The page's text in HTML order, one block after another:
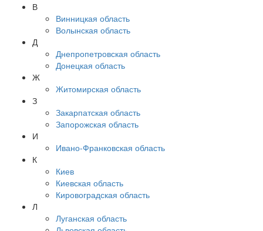
В
Винницкая область
Волынская область
Д
Днепропетровская область
Донецкая область
Ж
Житомирская область
З
Закарпатская область
Запорожская область
И
Ивано-Франковская область
К
Киев
Киевская область
Кировоградская область
Л
Луганская область